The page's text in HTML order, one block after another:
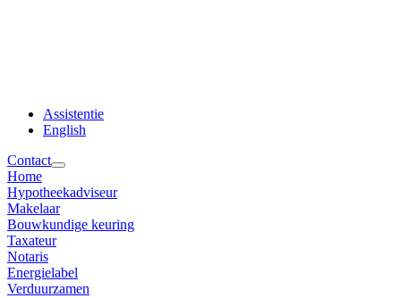
Assistentie
English
Contact
Home
Hypotheekadviseur
Makelaar
Bouwkundige keuring
Taxateur
Notaris
Energielabel
Verduurzamen